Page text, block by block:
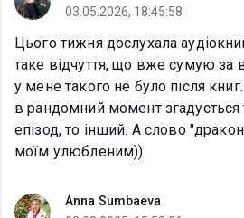
03.05.2026, 18:45:58
Цього тижня дослухала
таке відчуття, що вже сумую за
у мене такого не було після
в рандомний момент
епізод, то інший. А слово
моїм улюбленим))
Anna Sumbaeva